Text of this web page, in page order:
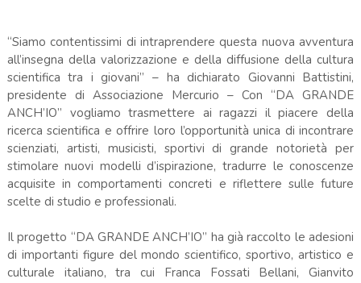
“Siamo contentissimi di intraprendere questa nuova avventura
all’insegna della valorizzazione e della diffusione della cultura
scientifica tra i giovani” – ha dichiarato Giovanni Battistini,
presidente di Associazione Mercurio – Con “DA GRANDE
ANCH’IO” vogliamo trasmettere ai ragazzi il piacere della
ricerca scientifica e offrire loro l’opportunità unica di incontrare
scienziati, artisti, musicisti, sportivi di grande notorietà per
stimolare nuovi modelli d’ispirazione, tradurre le conoscenze
acquisite in comportamenti concreti e riflettere sulle future
scelte di studio e professionali.
Il progetto “DA GRANDE ANCH’IO” ha già raccolto le adesioni
di importanti figure del mondo scientifico, sportivo, artistico e
culturale italiano, tra cui Franca Fossati Bellani, Gianvito